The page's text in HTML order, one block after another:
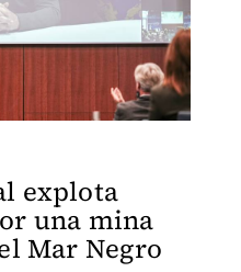
explota
una mina
Mar Negro